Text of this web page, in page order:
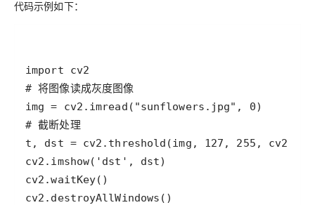
代码示例如下：
cv2.destroyAllWindows()